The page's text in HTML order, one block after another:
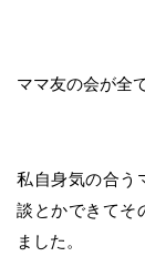
ママ友の会が全
私自身気の合う
談とかできてそ
ました。